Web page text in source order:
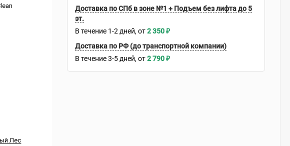
Лес
Доставка по СПб в зоне №1 + Подъем без лифта до 5
эт.
В течение 1-2 дней 2 350₽
Доставка по РФ (до транспортной компании)
В течение 3-5 дней 2 790₽